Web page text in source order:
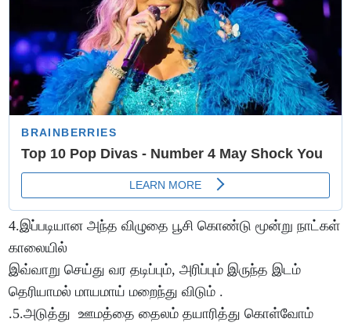
4.இப்படியான அந்த விழுதை பூசி கொண்டு மூன்று நாட்கள்
காலையில்
இவ்வாறு செய்து வர தடிப்பும், அரிப்பும் இருந்த இடம்
தெரியாமல் மாயமாய் மறைந்து விடும் .
.5.அடுத்து ஊமத்தை தைலம் தயாரித்து கொள்வோம்